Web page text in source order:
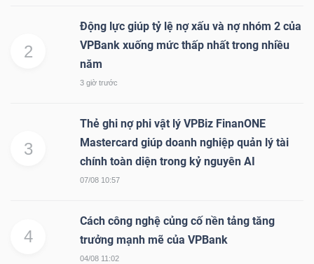
2
Động lực giúp tỷ lệ nợ xấu và nợ nhóm 2 của
VPBank xuống mức thấp nhất trong nhiều
năm
3 giờ trước
3
Thẻ ghi nợ phi vật lý VPBiz FinanONE
Mastercard giúp doanh nghiệp quản lý tài
chính toàn diện trong kỷ nguyên AI
07/08 10:57
4
Cách công nghệ củng cố nền tảng tăng
trưởng mạnh mẽ của VPBank
04/08 11:02